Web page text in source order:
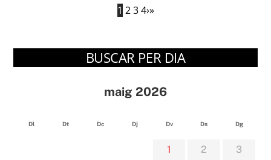
1 2 3 4›»
BUSCAR PER DIA
maig 2026
Dl Dt Dc Dj Dv Ds Dg
1 2 3